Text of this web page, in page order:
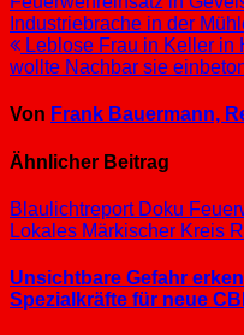
Industriebrache in der
Leblose Frau in Keller in
wollte Nachbar sie
Von Frank Bauermann,
Ähnlicher Beitrag
Blaulichtreport Doku
Lokales Märkischer Kreis
Unsichtbare Gefahr
Spezialkräfte für neue